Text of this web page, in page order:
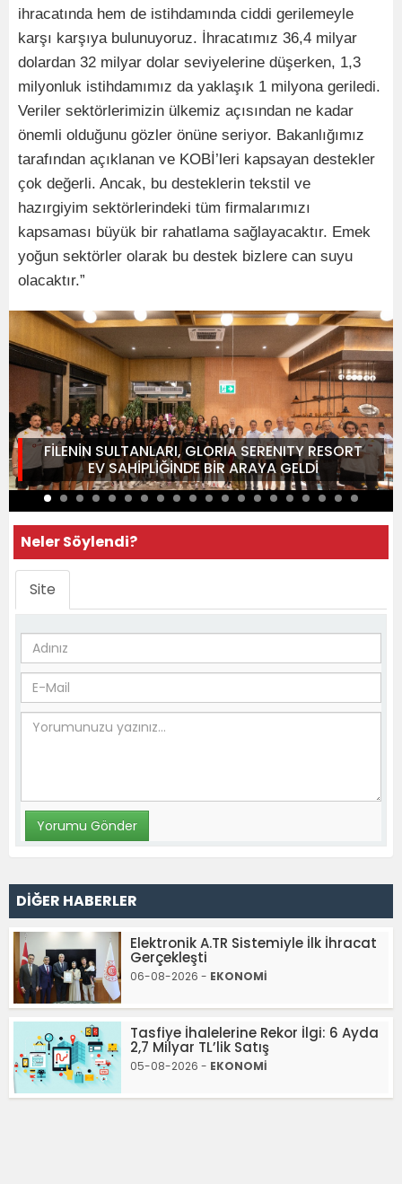
ihracatında hem de istihdamında ciddi gerilemeyle
karşı karşıya bulunuyoruz. İhracatımız 36,4 milyar
dolardan 32 milyar dolar seviyelerine düşerken, 1,3
milyonluk istihdamımız da yaklaşık 1 milyona geriledi.
Veriler sektörlerimizin ülkemiz açısından ne kadar
önemli olduğunu gözler önüne seriyor. Bakanlığımız
tarafından açıklanan ve KOBİ’leri kapsayan destekler
çok değerli. Ancak, bu desteklerin tekstil ve
hazırgiyim sektörlerindeki tüm firmalarımızı
kapsaması büyük bir rahatlama sağlayacaktır. Emek
yoğun sektörler olarak bu destek bizlere can suyu
olacaktır.”
FİLENİN SULTANLARI, GLORIA SERENITY RESORT
EV SAHİPLİĞİNDE BİR ARAYA GELDİ
Neler Söylendi?
Site
DİĞER HABERLER
Elektronik A.TR Sistemiyle İlk İhracat
Gerçekleşti
06-08-2026 - EKONOMİ
Tasfiye İhalelerine Rekor İlgi: 6 Ayda
2,7 Milyar TL’lik Satış
05-08-2026 - EKONOMİ